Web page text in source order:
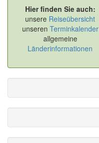
Hier finden Sie auch:
unsere Reiseübersicht
unseren Terminkalender
allgemeine
Länderinformationen